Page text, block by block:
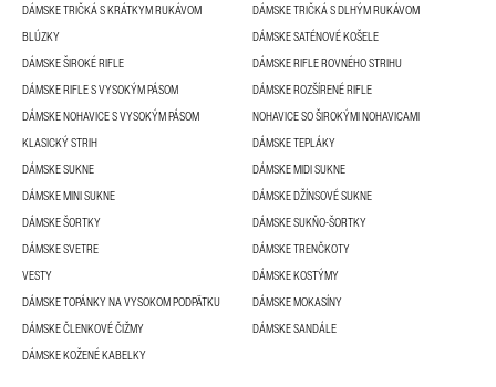
DÁMSKE TRIČKÁ S KRÁTKYM RUKÁVOM
DÁMSKE TRIČKÁ S DLHÝM RUKÁVOM
BLÚZKY
DÁMSKE SATÉNOVÉ KOŠELE
DÁMSKE ŠIROKÉ RIFLE
DÁMSKE RIFLE ROVNÉHO STRIHU
DÁMSKE RIFLE S VYSOKÝM PÁSOM
DÁMSKE ROZŠÍRENÉ RIFLE
DÁMSKE NOHAVICE S VYSOKÝM PÁSOM
NOHAVICE SO ŠIROKÝMI NOHAVICAMI
KLASICKÝ STRIH
DÁMSKE TEPLÁKY
DÁMSKE SUKNE
DÁMSKE MIDI SUKNE
DÁMSKE MINI SUKNE
DÁMSKE DŽÍNSOVÉ SUKNE
DÁMSKE ŠORTKY
DÁMSKE SUKŇO-ŠORTKY
DÁMSKE SVETRE
DÁMSKE TRENČKOTY
VESTY
DÁMSKE KOSTÝMY
DÁMSKE TOPÁNKY NA VYSOKOM PODPÄTKU
DÁMSKE MOKASÍNY
DÁMSKE ČLENKOVÉ ČIŽMY
DÁMSKE SANDÁLE
DÁMSKE KOŽENÉ KABELKY